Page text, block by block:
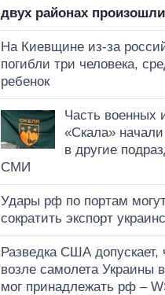
двух районах
На Киевщине из-за
погибли три человека,
ребенок
Часть военных
«Скала»
в другие
СМИ
Удары рф по портам
сократить экспорт
Разведка США допускает,
возле самолета Украины
мог принадлежать рф –